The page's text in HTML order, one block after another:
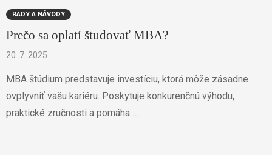
RADY A NÁVODY
Prečo sa oplatí študovať MBA?
20. 7. 2025
MBA štúdium predstavuje investíciu, ktorá môže zásadne
ovplyvniť vašu kariéru. Poskytuje konkurenčnú výhodu,
praktické zručnosti a pomáha …